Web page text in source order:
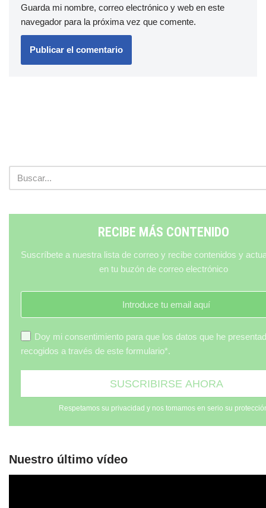
Guarda mi nombre, correo electrónico y web en este
navegador para la próxima vez que comente.
RECIBE MÁS CONTENIDO
Suscríbete a nuestra lista de correo y recibe contenidos y
en tu buzón de correo electrónico
Doy mi consentimiento para que los datos que he
recogidos a través de este formulario*.
Respetamos su privacidad y nos tomamos en serio su
Nuestro último vídeo